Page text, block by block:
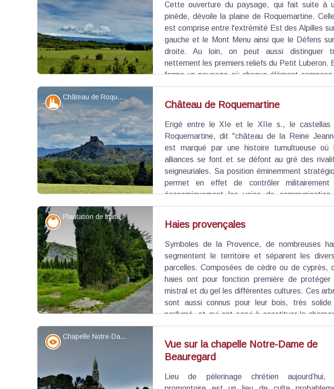
Voir l'image en plein écran
Voir l'image en plein écran
Cette ouverture du paysage, qui fait suite à
pinède, dévoile la plaine de Roquemartine.
est comprise entre l'extrémité Est des Alpilles
gauche et le Mont Menu ainsi que le Défens
droite. Au loin, on peut aussi distinguer
nettement les premiers reliefs du Petit Luberon.
forme un paysage où chaque élément compose
ensemble harmonieux, d'une grande sérénité.
Château de Roquemartine - ©Rémi Sérange - PNR Alpilles
Voir l'image en plein écran
Patrimoine et histoire Château de Roquemartine
Erigé entre le XIe et le XIIe s., le castellas
Roquemartine, dit "château de la Reine
est marqué par une histoire tumultueuse où
alliances se font et se défont au gré des
seigneuriales. Sa position éminemment
permet en effet de contrôler militairement
économiquement les voies de communication
Sud et à l'Est des Alpilles. Surplombant les vallons d'Eyguières, "trouées"
véritables portes de la Crau, le château a été durant des siècles un important
garantissant à son propriétaire des revenus considérables .
Ce site privé est classé Monument Historique depuis 1926.
Plantation de fruitiers entourée de haies - ©Rémi Sérange - PNR Alpilles
Voir l'image en plein écran
Savoir-faire Haies provençales
Symboles de la Provence, de nombreuses
segmentent le territoire et séparent les
parcelles. Composées de cèdre ou de cyprès,
haies ont pour fonction première de protéger
mistral et du gel les différentes cultures. Ces
sont aussi connus pour leur bois, très
parfumé, et qui ont servi à constituer la
de nombreux mas des Alpilles.
Chapelle Notre-Dame-de-Beauregard - ©Rémi Sérange - PNR Alpilles
Point de vue - sommet
Vue sur la chapelle Notre-Dame de
Beauregard
Lieu de pèlerinage chrétien aujourd’hui,